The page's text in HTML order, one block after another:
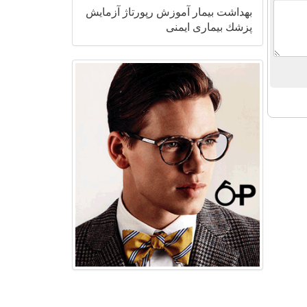
بهداشت بیمار آموزش رپورتاژ
آزمایش
پزشك بیماری ایمنی